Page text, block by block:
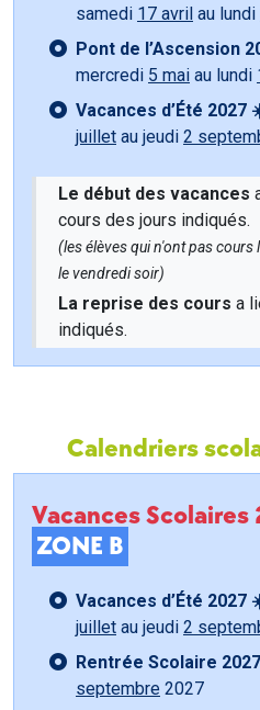
samedi 17 avril au lundi
Pont de l’Ascension
mercredi 5 mai au lundi
Vacances d’Été 2027
juillet au jeudi 2
Le début des vacances
cours des jours indiqués.
(les élèves qui n'ont pas
le vendredi soir)
La reprise des cours a
indiqués.
Calendriers
Vacances
ZONE B
Vacances d’Été 2027
juillet au jeudi 2
Rentrée Scolaire
septembre 2027